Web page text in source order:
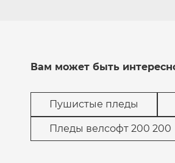
Вам может быть
Пушистые пледы
Пледы велсофт 200 200